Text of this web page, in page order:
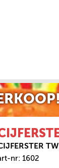
nr: 1602